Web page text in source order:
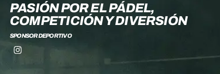
PASIÓN POR EL PÁDEL,
COMPETICIÓN Y DIVERSIÓN
SPONSOR DEPORTIVO